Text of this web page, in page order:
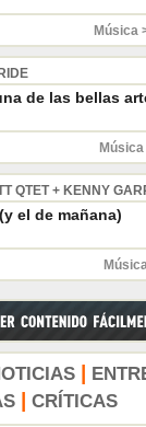
Música
de las bellas
QTET + KENNY
el de mañana)
|
| CRÍTICAS